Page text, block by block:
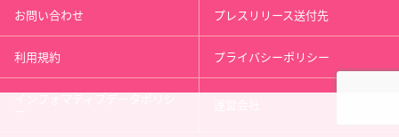
お問い合わせ プレスリリース送付先
利用規約 プライバシーポリシー